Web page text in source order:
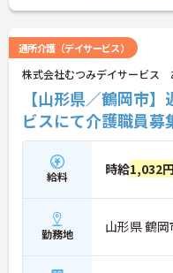
通所介護（デイサービス）
株式会社むつみデイサービス
【山形県／鶴岡市
ビスにて介護職員募
給料 時給1,032円
勤務地 山形県 鶴